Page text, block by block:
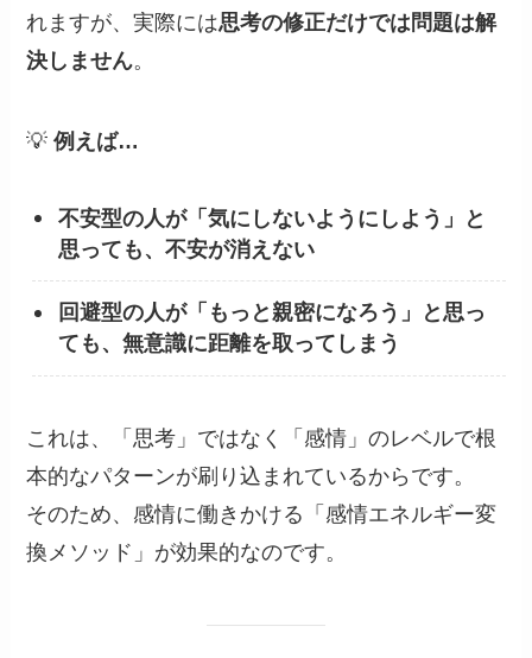
れますが、実際には思考の修正だけでは問題は解
決しません。
💡例えば…
不安型の人が「気にしないようにしよう」と
思っても、不安が消えない
回避型の人が「もっと親密になろう」と思っ
ても、無意識に距離を取ってしまう
これは、「思考」ではなく「感情」のレベルで根
本的なパターンが刷り込まれているからです。
そのため、感情に働きかける「感情エネルギー変
換メソッド」が効果的なのです。